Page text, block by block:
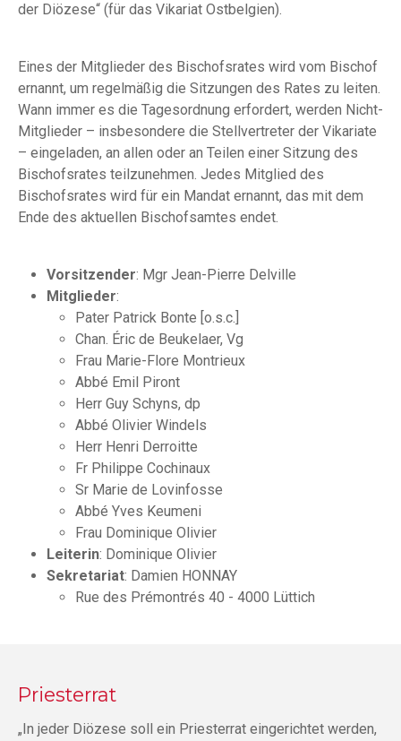
der Diözese“ (für das Vikariat Ostbelgien).
Eines der Mitglieder des Bischofsrates wird vom Bischof
ernannt, um regelmäßig die Sitzungen des Rates zu leiten.
Wann immer es die Tagesordnung erfordert, werden Nicht-
Mitglieder – insbesondere die Stellvertreter der Vikariate
– eingeladen, an allen oder an Teilen einer Sitzung des
Bischofsrates teilzunehmen. Jedes Mitglied des
Bischofsrates wird für ein Mandat ernannt, das mit dem
Ende des aktuellen Bischofsamtes endet.
Vorsitzender: Mgr Jean-Pierre Delville
Mitglieder:
Pater Patrick Bonte [o.s.c.]
Chan. Éric de Beukelaer, Vg
Frau Marie-Flore Montrieux
Abbé Emil Piront
Herr Guy Schyns, dp
Abbé Olivier Windels
Herr Henri Derroitte
Fr Philippe Cochinaux
Sr Marie de Lovinfosse
Abbé Yves Keumeni
Frau Dominique Olivier
Leiterin: Dominique Olivier
Sekretariat: Damien HONNAY
Rue des Prémontrés 40 - 4000 Lüttich
Priesterrat
„In jeder Diözese soll ein Priesterrat eingerichtet werden,